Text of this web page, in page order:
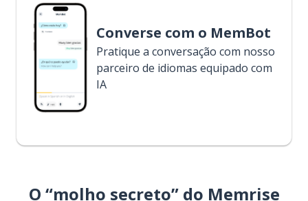
Converse com o MemBot
Pratique a conversação com nosso
parceiro de idiomas equipado com
IA
O “molho secreto” do Memrise